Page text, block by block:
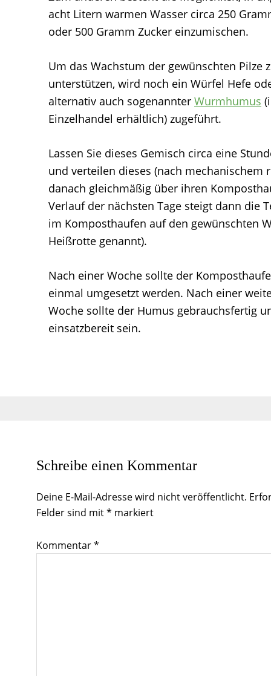
acht Litern warmen Wasser circa 250
oder 500 Gramm Zucker einzumischen.
Um das Wachstum der gewünschten Pilze
unterstützen, wird noch ein Würfel Hefe
alternativ auch sogenannter Wurmhumus
Einzelhandel erhältlich) zugeführt.
Lassen Sie dieses Gemisch circa eine
und verteilen dieses (nach mechanischem
danach gleichmäßig über ihren
Verlauf der nächsten Tage steigt dann die
im Komposthaufen auf den gewünschten
Heißrotte genannt).
Nach einer Woche sollte der
einmal umgesetzt werden. Nach einer
Woche sollte der Humus gebrauchsfertig
einsatzbereit sein.
Schreibe einen Kommentar
Deine E-Mail-Adresse wird nicht veröffentlicht.
Felder sind mit* markiert
Kommentar*